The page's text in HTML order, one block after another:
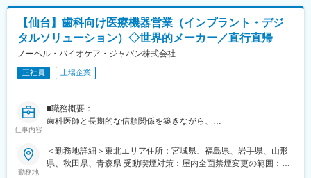
・機器導入決定後、配管の立ち上げ・必要電気系統設備など図面
をもとに内装工事業者へ指示出し・打ち合わせを行う。
※工事業者への指示出し図面については、別途、社内においる
への説明ために、簡単な図面（平面プラン）を作図する必要があ
ります。内部資料のため手描きレベルです。
■取扱製品
治療用チェア（Treatment Center）
■担当エリア
【仙台】歯科向け医療機器営業（インプラント・デジ
タルソリューション）◇世界的メーカー／直行直帰
ノーベル・バイオケア・ジャパン株式会社
正社員 上場企業
仕事内容
■職務概要：
歯科医師と長期的な信頼関係を築きながら、
治療の質と医院経営の向上に貢献する直販スタイルの営業職で
す。
裁量ある働き方のもと、高い専門性を身につけられます。
勤務地
＜勤務地詳細＞東北エリア住所：宮城県、福島県、岩手県、山形
県、秋田県、青森県 受動喫煙対策：屋内全面禁煙変更の範囲：会